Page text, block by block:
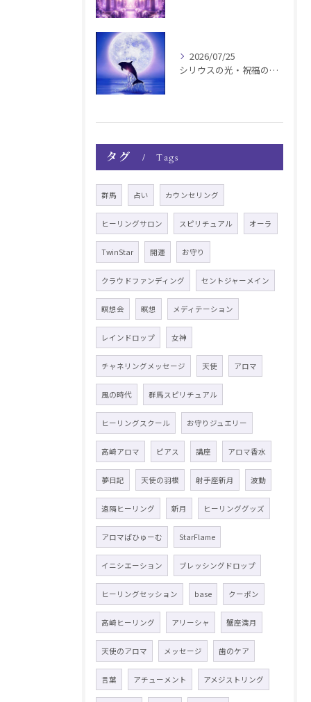
2026/07/25
シリウスの光・祝福の波動チャージ遠隔お知らせ〜銀河新年〜
タグ Tags
群馬 占い カウンセリング
ヒーリングサロン スピリチュアル オーラ
TwinStar 開運 お守り
クラウドファンディング セントジャーメイン
瞑想会 瞑想 メディテーション
レインドロップ 女神
チャネリングメッセージ 天使 アロマ
風の時代 群馬スピリチュアル
ヒーリングスクール お守りジュエリー
高崎アロマ ピアス 講座 アロマ香水
夢日記 天使の羽根 射手座新月 波動
遠隔ヒーリング 新月 ヒーリンググッズ
アロマぱひゅーむ StarFlame
イニシエーション ブレッシングドロップ
ヒーリングセッション base クーポン
高崎ヒーリング アリーシャ 蟹座満月
天使のアロマ メッセージ 歯のケア
言葉 アチューメント アメジストリング